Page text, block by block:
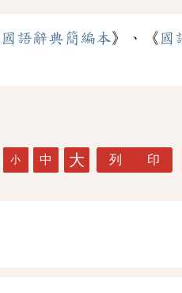
國語辭典簡編本》、《 國
小 中 大 列 印